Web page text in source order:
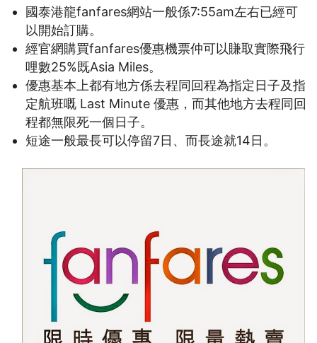
國泰港龍fanfares網站一般係7:55am左右已經可
以開始訂購。
經官網購買fanfares優惠機票仲可以賺取實際飛行
哩數25%既Asia Miles。
優惠基本上都有地方係去程同回程為指定日子及指
定航班嘅 Last Minute 優惠，而其他地方去程同回
程都無限死一個日子。
短途一般最長可以停留7日、而長途就14日。